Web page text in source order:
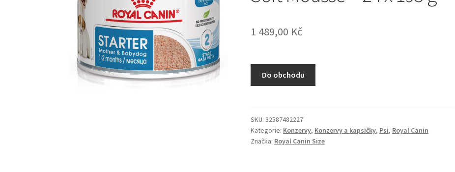
1 489,00 Kč
Do obchodu
SKU:32587482227
Kategorie: Konzervy, Konzervy a kapsičky, Psi, Royal Canin
Značka: Royal Canin Size